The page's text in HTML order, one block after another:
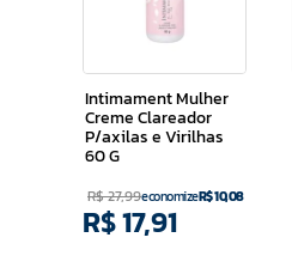
Intimament Mulher
Creme Clareador
P/axilas e Virilhas
60 G
R$27,99economizeR$10,08
R$17,91